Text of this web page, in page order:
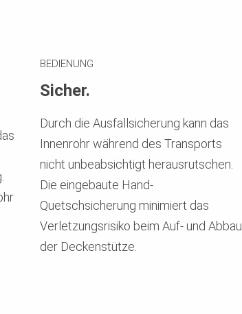
BEDIENUNG
Sicher.
Durch die Ausfallsicherung kann das
Innenrohr während des Transports
nicht unbeabsichtigt herausrutschen.
Die eingebaute Hand-
Quetschsicherung minimiert das
Verletzungsrisiko beim Auf- und Abbau
der Deckenstütze.